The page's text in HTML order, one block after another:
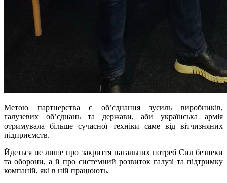
Метою партнерства є об’єднання зусиль виробників,
галузевих об’єднань та держави, аби українська армія
отримувала більше сучасної техніки саме від вітчизняних
підприємств.
Йдеться не лише про закриття нагальних потреб Сил безпеки
та оборони, а й про системний розвиток галузі та підтримку
компаній, які в ній працюють.